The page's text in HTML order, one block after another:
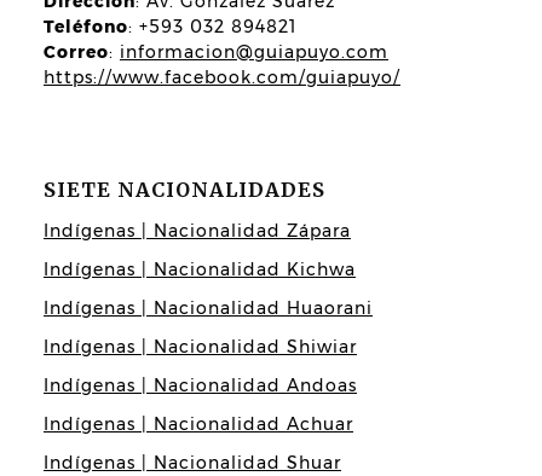
Teléfono: +593 032 894821
Correo: informacion@guiapuyo.com
https://www.facebook.com/guiapuyo/
SIETE NACIONALIDADES
Indígenas | Nacionalidad Zápara
Indígenas | Nacionalidad Kichwa
Indígenas | Nacionalidad Huaorani
Indígenas | Nacionalidad Shiwiar
Indígenas | Nacionalidad Andoas
Indígenas | Nacionalidad Achuar
Indígenas | Nacionalidad Shuar